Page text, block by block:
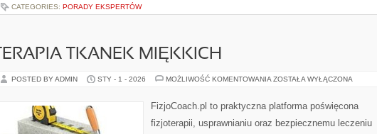
CATEGORIES: PORADY EKSPERTÓW
TERAPIA TKANEK MIĘKKICH
POSTED BY ADMIN STY - 1 - 2026 MOŻLIWOŚĆ KOMENTOWANIA TERAPIA
ZOSTAŁA WYŁĄCZONA
FizjoCoach.pl to praktyczna platforma poświęcona
fizjoterapii, usprawnianiu oraz bezpiecznemu leczeniu